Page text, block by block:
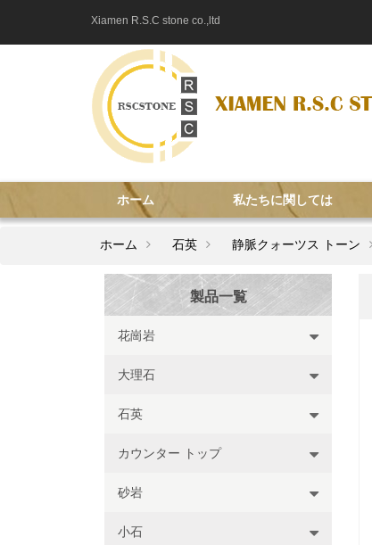
Xiamen R.S.C stone co.,ltd
ホーム 私たちに関しては
ホーム 石英 静脈クォーツス トーン
製品一覧
花崗岩
大理石
石英
カウンター トップ
砂岩
小石